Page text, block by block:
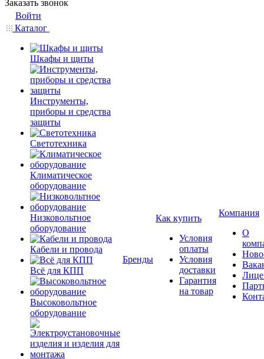
Заказать звонок
Войти
Каталог
Шкафы и щиты
Инструменты,
приборы и средства
защиты
Светотехника
Климатическое
оборудование
Низковольтное
оборудование
Кабели и провода
Всё для КПП
Высоковольтное
оборудование
Бренды
Как купить
Условия
оплаты
Условия
доставки
Гарантия
на товар
Компания
О